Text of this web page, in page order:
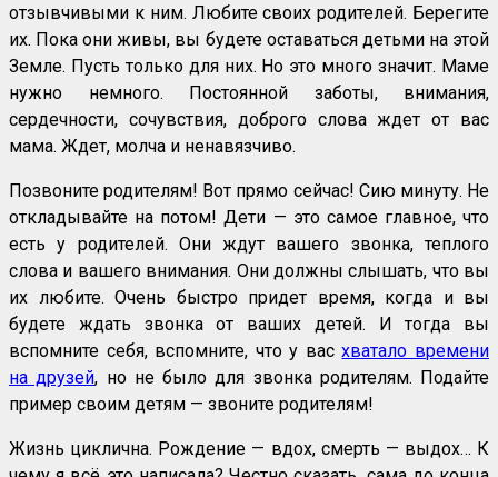
отзывчивыми к ним. Любите своих родителей. Берегите
их. Пока они живы, вы будете оставаться детьми на этой
Земле. Пусть только для них. Но это много значит. Маме
нужно немного. Постоянной заботы, внимания,
сердечности, сочувствия, доброго слова ждет от вас
мама. Ждет, молча и ненавязчиво.
Позвоните родителям! Вот прямо сейчас! Сию минуту. Не
откладывайте на потом! Дети — это самое главное, что
есть у родителей. Они ждут вашего звонка, теплого
слова и вашего внимания. Они должны слышать, что вы
их любите. Очень быстро придет время, когда и вы
будете ждать звонка от ваших детей. И тогда вы
вспомните себя, вспомните, что у васхватало времени
на друзей, но не было для звонка родителям. Подайте
пример своим детям — звоните родителям!
Жизнь циклична. Рождение — вдох, смерть — выдох… К